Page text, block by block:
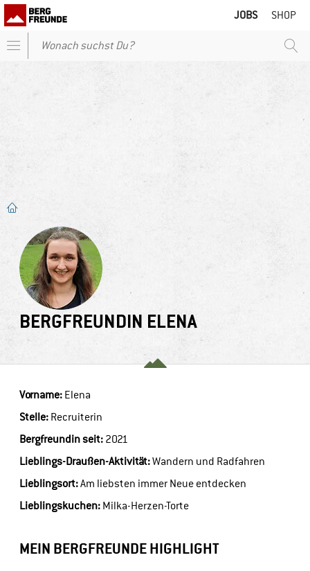
JOBS SHOP
BERGFREUNDIN ELENA
Vorname: Elena
Stelle: Recruiterin
Bergfreundin seit: 2021
Lieblings-Draußen-Aktivität:Wandern und Radfahren
Lieblingsort:Am liebsten immer Neue entdecken
Lieblingskuchen: Milka-Herzen-Torte
MEIN BERGFREUNDE HIGHLIGHT